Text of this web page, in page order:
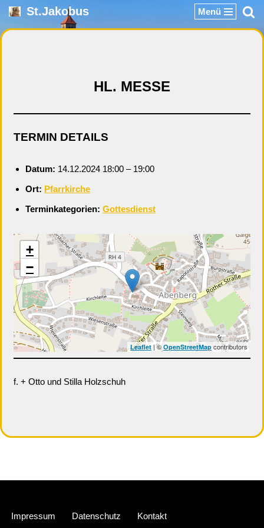
Zum
St.Jakobus Menü
HL. MESSE
TERMIN DETAILS
Datum: 14.12.2024 18:00 – 19:00
Ort: Pfarrkirche
Terminkategorien: Gottesdienst
+
−
Leaflet| © OpenStreetMapcontributors
f. + Otto und Stilla Holzschuh
Impressum Datenschutz Kontakt